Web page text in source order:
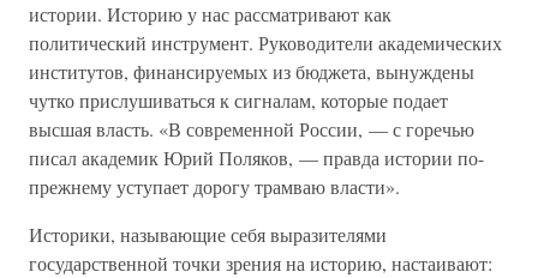
истории. Историю у нас рассматривают как
политический инструмент. Руководители академических
институтов, финансируемых из бюджета, вынуждены
чутко прислушиваться к сигналам, которые подает
высшая власть. «В современной России, — с горечью
писал академик Юрий Поляков, — правда истории по-
прежнему уступает дорогу трамваю власти».
Историки, называющие себя выразителями
государственной точки зрения на историю, настаивают: